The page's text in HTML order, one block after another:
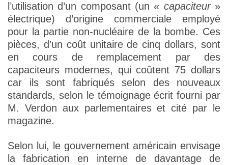
l’utilisation d’un composant (un « capaciteur»
électrique) d’origine commerciale employé
pour la partie non-nucléaire de la bombe. Ces
pièces, d’un coût unitaire de cinq dollars, sont
en cours de remplacement par des
capaciteurs modernes, qui coûtent 75 dollars
car ils sont fabriqués selon des nouveaux
standards, selon le témoignage écrit fourni par
M. Verdon aux parlementaires et cité par le
magazine.
Selon lui, le gouvernement américain envisage
la fabrication en interne de davantage de